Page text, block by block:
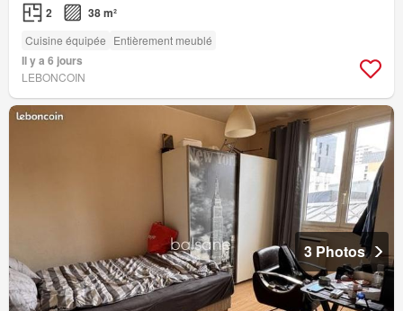
2 38 m²
Cuisine équipée Entièrement meublé
Il y a 6 jours
LEBONCOIN
3 Photos